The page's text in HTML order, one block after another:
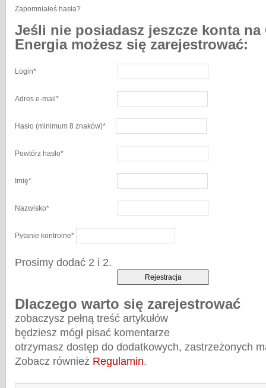
Zapomniałeś hasła?
Jeśli nie posiadasz jeszcze konta na
Energia możesz się zarejestrować:
Login*
Adres e-mail *
Hasło (minimum 8 znaków)*
Powtórz hasło*
Imię*
Nazwisko*
Pytanie kontrolne*
Prosimy dodać 2 i 2.
Dlaczego warto się zarejestrować
zobaczysz pełną treść artykułów
będziesz mógł pisać komentarze
otrzymasz dostęp do dodatkowych, zastrzeżonych
Zobacz również Regulamin.